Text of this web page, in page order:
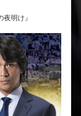
明け』